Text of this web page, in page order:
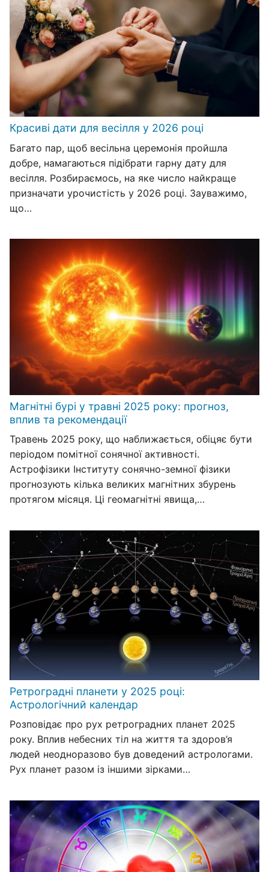
Красиві дати для весілля у 2026 році
Багато пар, щоб весільна церемонія пройшла
добре, намагаються підібрати гарну дату для
весілля. Розбираємось, на яке число найкраще
призначати урочистість у 2026 році. Зауважимо,
що…
Магнітні бурі у травні 2025 року: прогноз,
вплив та рекомендації
Травень 2025 року, що наближається, обіцяє бути
періодом помітної сонячної активності.
Астрофізики Інституту сонячно-земної фізики
прогнозують кілька великих магнітних збурень
протягом місяця. Ці геомагнітні явища,…
Ретроградні планети у 2025 році:
Астрологічний календар
Розповідає про рух ретроградних планет 2025
року. Вплив небесних тіл на життя та здоров’я
людей неодноразово був доведений астрологами.
Рух планет разом із іншими зірками…